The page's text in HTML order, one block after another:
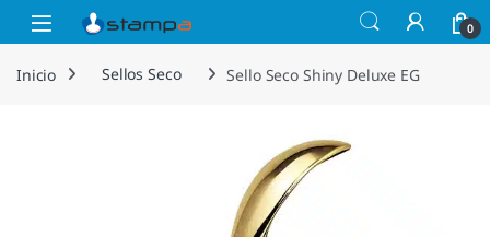
Saltar a la navegación
Saltar al contenido
Open 0
Inicio Sellos Seco Sello Seco Shiny Deluxe EG